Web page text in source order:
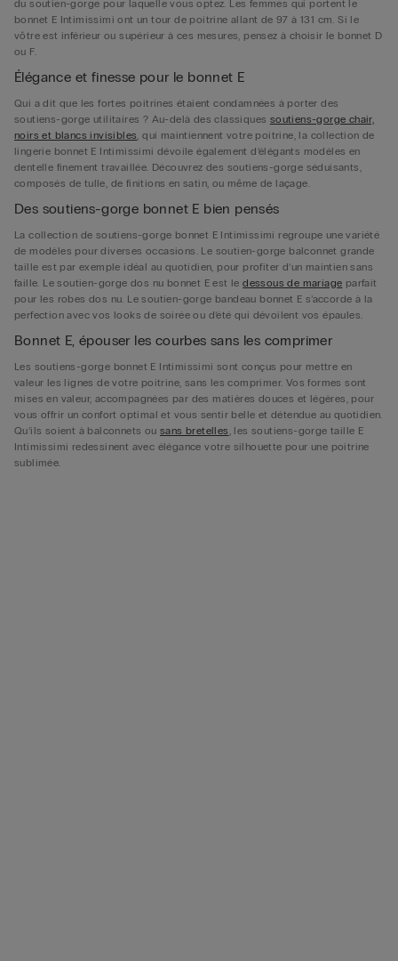
du soutien-gorge pour laquelle vous optez. Les femmes qui portent le
bonnet E Intimissimi ont un tour de poitrine allant de 97 à 131 cm. Si le
vôtre est inférieur ou supérieur à ces mesures, pensez à choisir le bonnet D
ou F.
Élégance et finesse pour le bonnet E
Qui a dit que les fortes poitrines étaient condamnées à porter des
soutiens-gorge utilitaires ? Au-delà des classiques soutiens-gorge chair,
noirs et blancs invisibles , qui maintiennent votre poitrine, la collection de
lingerie bonnet E Intimissimi dévoile également d’élégants modèles en
dentelle finement travaillée. Découvrez des soutiens-gorge séduisants,
composés de tulle, de finitions en satin, ou même de laçage.
Des soutiens-gorge bonnet E bien pensés
La collection de soutiens-gorge bonnet E Intimissimi regroupe une variété
de modèles pour diverses occasions. Le soutien-gorge balconnet grande
taille est par exemple idéal au quotidien, pour profiter d’un maintien sans
faille. Le soutien-gorge dos nu bonnet E est ledessous de mariage parfait
pour les robes dos nu. Le soutien-gorge bandeau bonnet E s’accorde à la
perfection avec vos looks de soirée ou d’été qui dévoilent vos épaules.
Bonnet E, épouser les courbes sans les comprimer
Les soutiens-gorge bonnet E Intimissimi sont conçus pour mettre en
valeur les lignes de votre poitrine, sans les comprimer. Vos formes sont
mises en valeur, accompagnées par des matières douces et légères, pour
vous offrir un confort optimal et vous sentir belle et détendue au quotidien.
Qu’ils soient à balconnets ou sans bretelles , les soutiens-gorge taille E
Intimissimi redessinent avec élégance votre silhouette pour une poitrine
sublimée.